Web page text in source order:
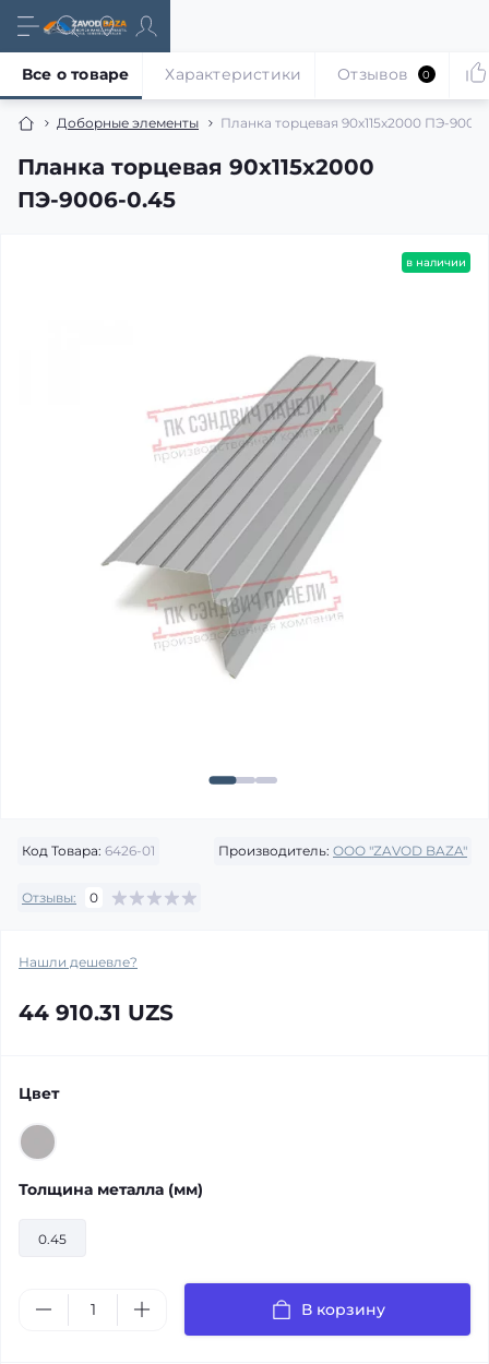
Доборные элементы Планка торцевая 90х115х2000 ПЭ-
Планка торцевая 90х115х2000
ПЭ-9006-0.45
Все о товаре Характеристики Отзывов 0
в наличии
Код Товара: 6426-01 Производитель: OOO "ZAVOD BAZA"
Отзывы: 0
Нашли дешевле?
44 910.31 UZS
Цвет
Толщина металла (мм)
0.45
В корзину